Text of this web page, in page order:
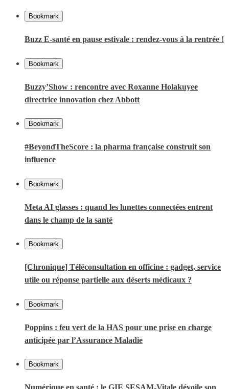
Bookmark
Buzz E-santé en pause estivale : rendez-vous à la rentrée !
Bookmark
Buzzy’Show : rencontre avec Roxanne Holakuyee
directrice innovation chez Abbott
Bookmark
#BeyondTheScore : la pharma française construit son
influence
Bookmark
Meta AI glasses : quand les lunettes connectées entrent
dans le champ de la santé
Bookmark
[Chronique] Téléconsultation en officine : gadget, service
utile ou réponse partielle aux déserts médicaux ?
Bookmark
Poppins : feu vert de la HAS pour une prise en charge
anticipée par l’Assurance Maladie
Bookmark